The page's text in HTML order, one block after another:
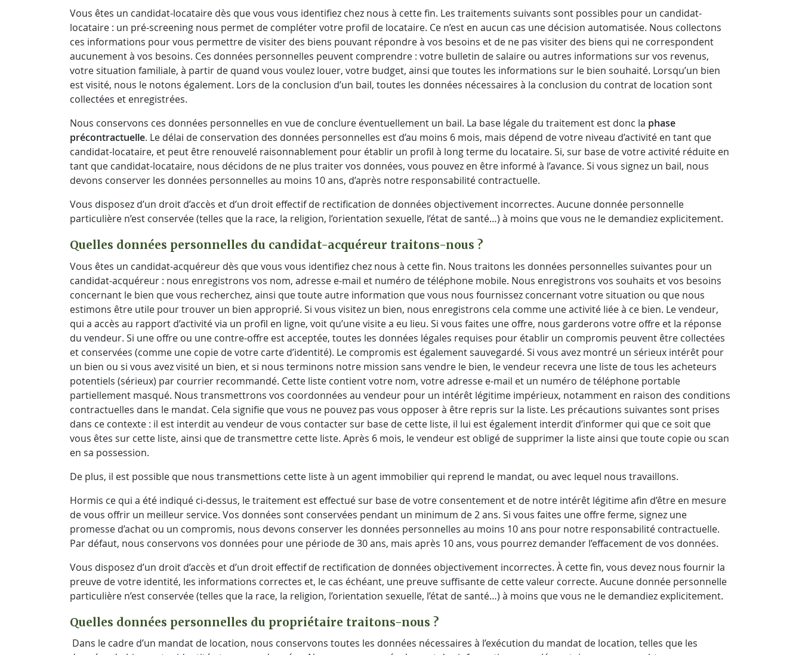
Vous êtes un candidat-locataire dès que vous vous identifiez chez nous à cette fin. Les traitements suivants sont possibles pour un candidat-
locataire : un pré-screening nous permet de compléter votre profil de locataire. Ce n’est en aucun cas une décision automatisée. Nous collectons
ces informations pour vous permettre de visiter des biens pouvant répondre à vos besoins et de ne pas visiter des biens qui ne correspondent
aucunement à vos besoins. Ces données personnelles peuvent comprendre : votre bulletin de salaire ou autres informations sur vos revenus,
votre situation familiale, à partir de quand vous voulez louer, votre budget, ainsi que toutes les informations sur le bien souhaité. Lorsqu’un bien
est visité, nous le notons également. Lors de la conclusion d’un bail, toutes les données nécessaires à la conclusion du contrat de location sont
collectées et enregistrées.
Nous conservons ces données personnelles en vue de conclure éventuellement un bail. La base légale du traitement est donc la phase
précontractuelle. Le délai de conservation des données personnelles est d’au moins 6 mois, mais dépend de votre niveau d’activité en tant que
candidat-locataire, et peut être renouvelé raisonnablement pour établir un profil à long terme du locataire. Si, sur base de votre activité réduite en
tant que candidat-locataire, nous décidons de ne plus traiter vos données, vous pouvez en être informé à l’avance. Si vous signez un bail, nous
devons conserver les données personnelles au moins 10 ans, d’après notre responsabilité contractuelle.
Vous disposez d’un droit d’accès et d’un droit effectif de rectification de données objectivement incorrectes. Aucune donnée personnelle
particulière n’est conservée (telles que la race, la religion, l’orientation sexuelle, l’état de santé…) à moins que vous ne le demandiez explicitement.
Quelles données personnelles du candidat-acquéreur traitons-nous ?
Vous êtes un candidat-acquéreur dès que vous vous identifiez chez nous à cette fin. Nous traitons les données personnelles suivantes pour un
candidat-acquéreur : nous enregistrons vos nom, adresse e-mail et numéro de téléphone mobile. Nous enregistrons vos souhaits et vos besoins
concernant le bien que vous recherchez, ainsi que toute autre information que vous nous fournissez concernant votre situation ou que nous
estimons être utile pour trouver un bien approprié. Si vous visitez un bien, nous enregistrons cela comme une activité liée à ce bien. Le vendeur,
qui a accès au rapport d’activité via un profil en ligne, voit qu’une visite a eu lieu. Si vous faites une offre, nous garderons votre offre et la réponse
du vendeur. Si une offre ou une contre-offre est acceptée, toutes les données légales requises pour établir un compromis peuvent être collectées
et conservées (comme une copie de votre carte d’identité). Le compromis est également sauvegardé. Si vous avez montré un sérieux intérêt pour
un bien ou si vous avez visité un bien, et si nous terminons notre mission sans vendre le bien, le vendeur recevra une liste de tous les acheteurs
potentiels (sérieux) par courrier recommandé. Cette liste contient votre nom, votre adresse e-mail et un numéro de téléphone portable
partiellement masqué. Nous transmettrons vos coordonnées au vendeur pour un intérêt légitime impérieux, notamment en raison des conditions
contractuelles dans le mandat. Cela signifie que vous ne pouvez pas vous opposer à être repris sur la liste. Les précautions suivantes sont prises
dans ce contexte : il est interdit au vendeur de vous contacter sur base de cette liste, il lui est également interdit d’informer qui que ce soit que
vous êtes sur cette liste, ainsi que de transmettre cette liste. Après 6 mois, le vendeur est obligé de supprimer la liste ainsi que toute copie ou scan
en sa possession.
De plus, il est possible que nous transmettions cette liste à un agent immobilier qui reprend le mandat, ou avec lequel nous travaillons.
Hormis ce qui a été indiqué ci-dessus, le traitement est effectué sur base de votre consentement et de notre intérêt légitime afin d’être en mesure
de vous offrir un meilleur service. Vos données sont conservées pendant un minimum de 2 ans. Si vous faites une offre ferme, signez une
promesse d’achat ou un compromis, nous devons conserver les données personnelles au moins 10 ans pour notre responsabilité contractuelle.
Par défaut, nous conservons vos données pour une période de 30 ans, mais après 10 ans, vous pourrez demander l’effacement de vos données.
Vous disposez d’un droit d’accès et d’un droit effectif de rectification de données objectivement incorrectes. À cette fin, vous devez nous fournir la
preuve de votre identité, les informations correctes et, le cas échéant, une preuve suffisante de cette valeur correcte. Aucune donnée personnelle
particulière n’est conservée (telles que la race, la religion, l’orientation sexuelle, l’état de santé…) à moins que vous ne le demandiez explicitement.
Quelles données personnelles du propriétaire traitons-nous ?
Dans le cadre d’un mandat de location, nous conservons toutes les données nécessaires à l’exécution du mandat de location, telles que les